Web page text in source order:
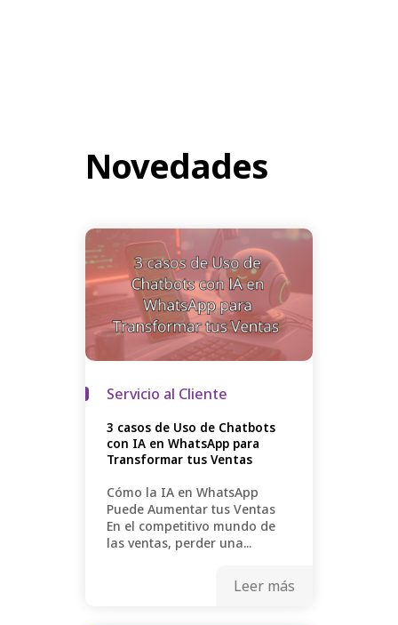
Novedades
Servicio al Cliente
3 casos de Uso de Chatbots
con IA en WhatsApp para
Transformar tus Ventas
Cómo la IA en WhatsApp
Puede Aumentar tus Ventas
En el competitivo mundo de
las ventas, perder una...
Leer más